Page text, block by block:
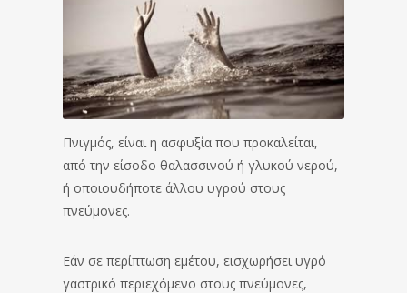
Πνιγμός, είναι η ασφυξία που προκαλείται,
από την είσοδο θαλασσινού ή γλυκού νερού,
ή οποιουδήποτε άλλου υγρού στους
πνεύμονες.
Εάν σε περίπτωση εμέτου, εισχωρήσει υγρό
γαστρικό περιεχόμενο στους πνεύμονες,